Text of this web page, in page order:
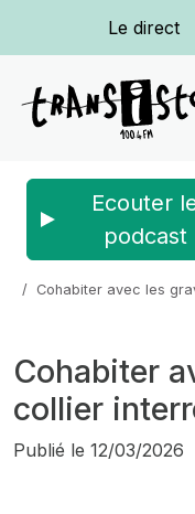
Le direct
Ecouter
podcast
Cohabiter avec les
Cohabiter
collier
Publié le 12/03/2026